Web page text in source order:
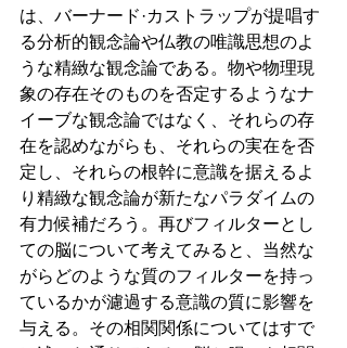
は、バーナード·カストラップが提唱す
る分析的観念論や仏教の唯識思想のよ
うな精緻な観念論である。物や物理現
象の存在そのものを否定するようなナ
イーブな観念論ではなく、それらの存
在を認めながらも、それらの実在を否
定し、それらの根幹に意識を据えるよ
り精緻な観念論が新たなパラダイムの
有力候補だろう。再びフィルターとし
ての脳について考えてみると、当然な
がらどのような質のフィルターを持っ
ているかが濾過する意識の質に影響を
与える。その相関関係についてはすで